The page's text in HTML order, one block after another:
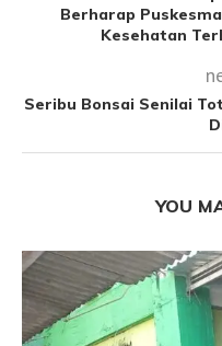
Berharap
Kesehatan
Seribu Bonsai Senilai
YOU